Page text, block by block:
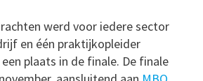
werd voor iedere sector
en één praktijkopleider
plaats in de finale. De finale